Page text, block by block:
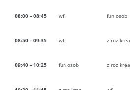
08:00 – 08:45 wf fun osob
08:50 – 09:35 wf z roz krea
09:40 – 10:25 fun osob z roz krea